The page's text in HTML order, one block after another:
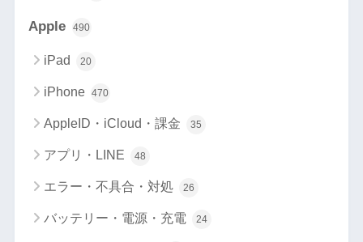
Apple 490
iPad 20
iPhone 470
AppleID・iCloud・課金 35
アプリ・LINE 48
エラー・不具合・対処 26
バッテリー・電源・充電 24